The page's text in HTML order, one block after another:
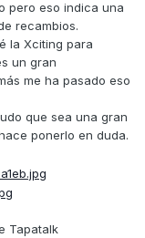
pero eso indica una
recambios.
la Xciting para
un gran
me ha pasado eso
que sea una gran
ponerlo en duda.
Tapatalk